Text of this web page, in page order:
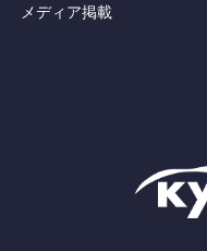
メディア掲載